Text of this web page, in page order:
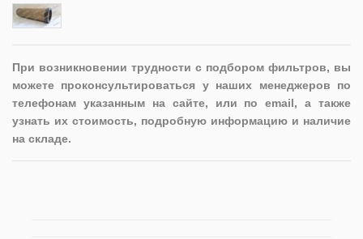
При возникновении трудности с подбором фильтров, вы
можете проконсультироваться у наших менеджеров по
телефонам указанным на сайте, или по email, а также
узнать их стоимость, подробную информацию и наличие
на складе.